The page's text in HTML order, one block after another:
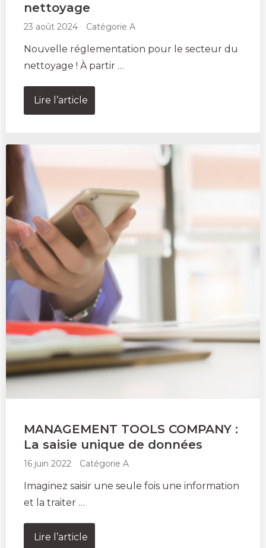
nettoyage
23 août 2024 Catégorie A
Nouvelle réglementation pour le secteur du
nettoyage ! À partir …
Lire l’article
MANAGEMENT TOOLS COMPANY :
La saisie unique de données
16 juin 2022 Catégorie A
Imaginez saisir une seule fois une information
et la traiter …
Lire l’article